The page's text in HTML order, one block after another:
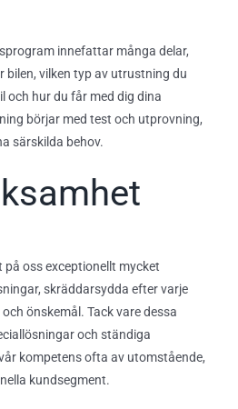
innefattar många delar,
bilen, vilken typ av utrustning du
och hur du får med dig dina
börjar med test och utprovning,
särskilda behov.
oss exceptionellt mycket
skräddarsydda efter varje
önskemål. Tack vare dessa
och ständiga
kompetens ofta av utomstående,
kundsegment.